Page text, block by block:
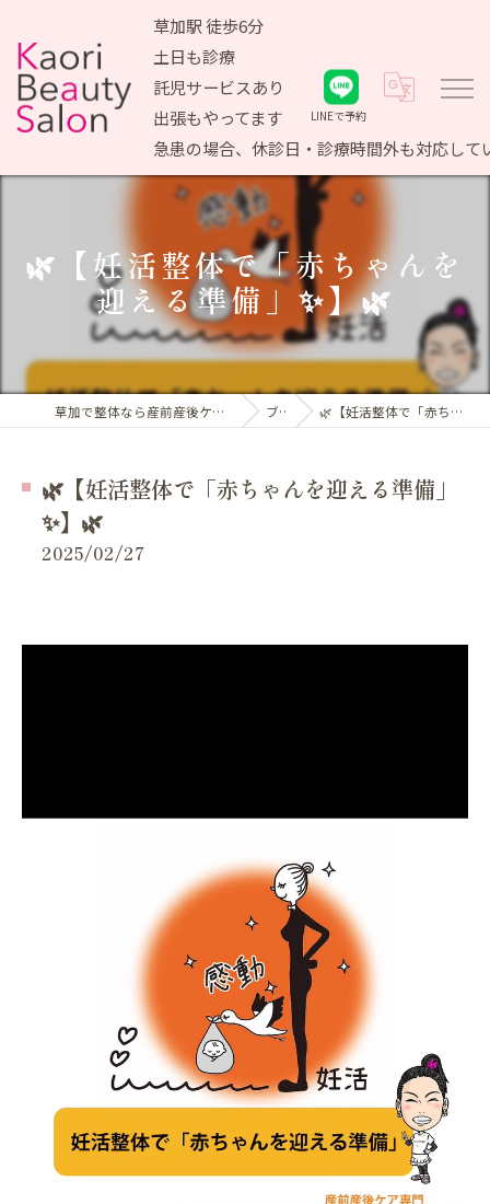
草加駅 徒歩6分
土日も診療
託児サービスあり
出張もやってます
急患の場合、休診日・診療時間外も対応して
LINEで予約
🌿【妊活整体で「赤ちゃんを
迎える準備」✨】🌿
草加で整体なら産前産後ケア専門 かおりビューティサロン ブログ 🌿【妊活整体で「赤ちゃんを迎える準備」✨】🌿
🌿【妊活整体で「赤ちゃんを迎える準備」
✨】🌿
2025/02/27